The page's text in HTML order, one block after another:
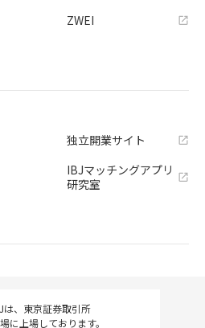
ZWEI
独立開業サイト
IBJマッチングアプリ
研究室
は、東京証券取引所
に上場しております。